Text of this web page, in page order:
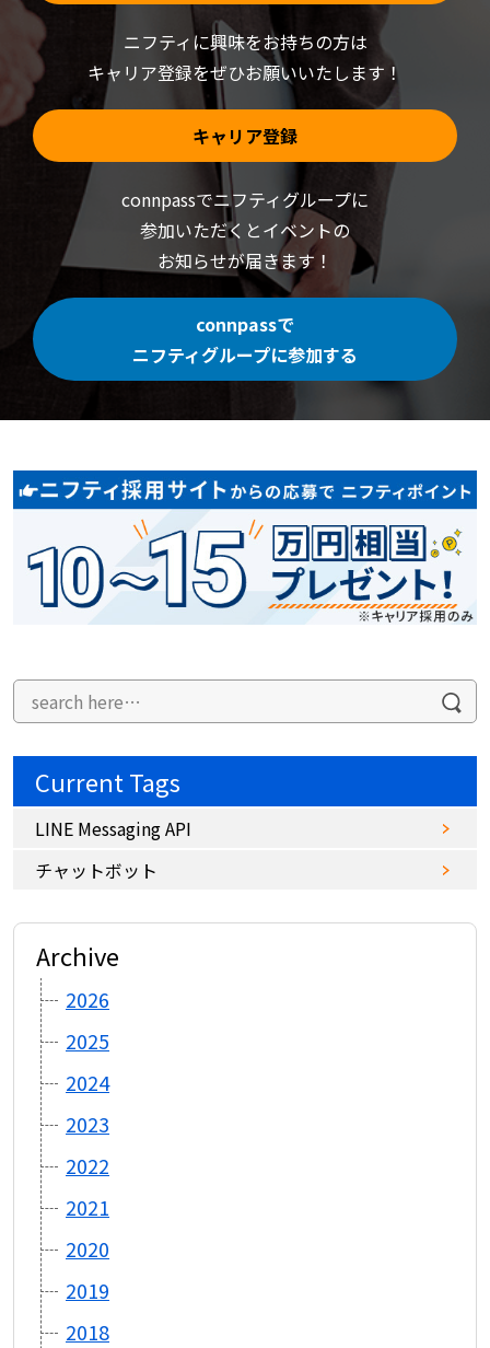
ニフティに興味をお持ちの方は
キャリア登録をぜひお願いいたします！
キャリア登録
connpassでニフティグループに
参加いただくとイベントの
お知らせが届きます！
connpassで
ニフティグループに参加する
Current Tags
LINE Messaging API
チャットボット
Archive
2026
2025
2024
2023
2022
2021
2020
2019
2018